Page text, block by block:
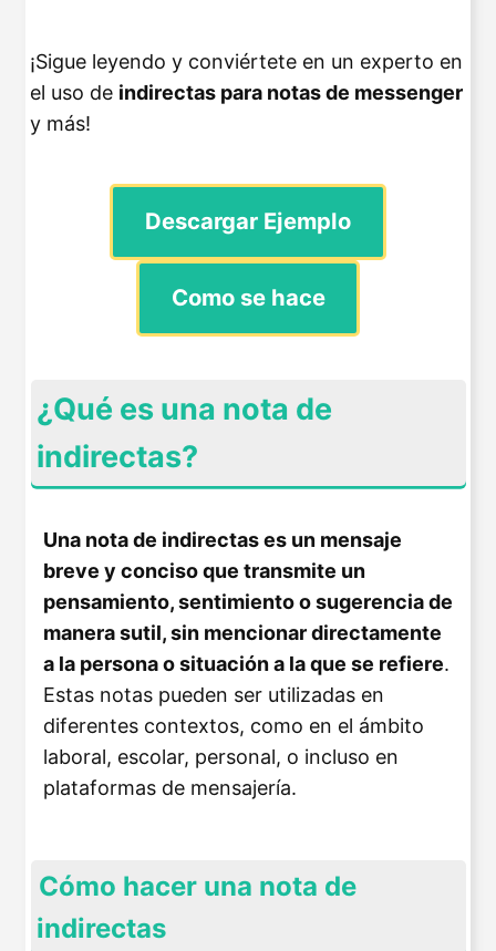
¡Sigue leyendo y conviértete en un experto en
el uso de indirectas para notas de messenger
y más!
Descargar Ejemplo
Como se hace
¿Qué es una nota de
indirectas?
Una nota de indirectas es un mensaje
breve y conciso que transmite un
pensamiento, sentimiento o sugerencia de
manera sutil, sin mencionar directamente
a la persona o situación a la que se refiere.
Estas notas pueden ser utilizadas en
diferentes contextos, como en el ámbito
laboral, escolar, personal, o incluso en
plataformas de mensajería.
Cómo hacer una nota de
indirectas